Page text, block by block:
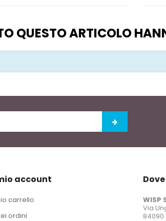
QUESTO ARTICOLO
account
carrello
ordini
WISP
Via